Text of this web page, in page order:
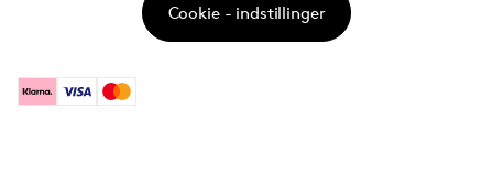
KlarnaVisa Mastercard
Cookie - indstillinger